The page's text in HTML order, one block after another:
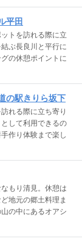
平田
トを訪れる際に立
ぶ長良川と平行に
の休憩ポイントに
の駅きりら坂下
れる際に立ち寄り
して利用できるの
作り体験まで楽し
もり清見。休憩は
地元の郷土料理ま
の中にあるオアシ